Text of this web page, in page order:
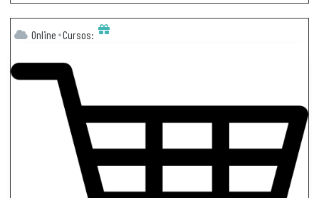
Online Cursos: